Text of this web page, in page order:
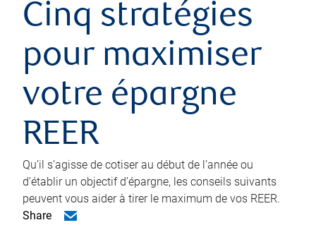
Cinq stratégies
pour maximiser
votre épargne
REER
Qu’il s’agisse de cotiser au début de l’année ou
d’établir un objectif d’épargne, les conseils suivants
peuvent vous aider à tirer le maximum de vos REER.
Share